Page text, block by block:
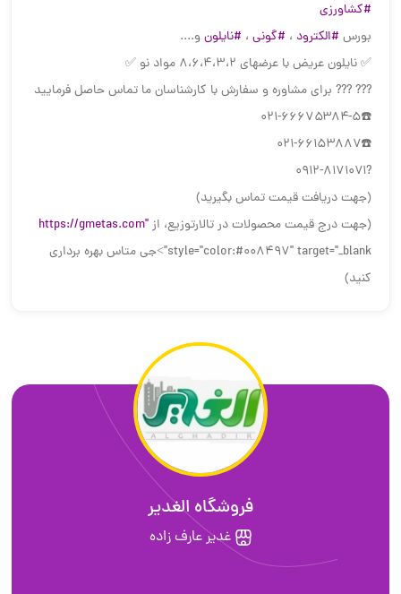
#کشاورزی
بورس #الکترود ، #گونی ، #نایلون و....
✅ نایلون عریض با عرضهای ۸،۶،۴،۳،۲ مواد نو ✅
??‍? ??‍? برای مشاوره و سفارش با کارشناسان ما تماس حاصل فرمایید
☎️۰۲۱-۶۶۶۷۵۳۸۴-۵
☎️۰۲۱-۶۶۱۵۳۸۸۷
?۰۹۱۲-۸۱۷۱۰۷۱
(جهت دریافت قیمت تماس بگیرید)
(جهت درج قیمت محصولات در تالارتوزیع، ازhttps://gmetas.com"
style="color:#008497" target="_blank">جی متاس بهره برداری
کنید)
فروشگاه الغدیر
غدیر عارف زاده